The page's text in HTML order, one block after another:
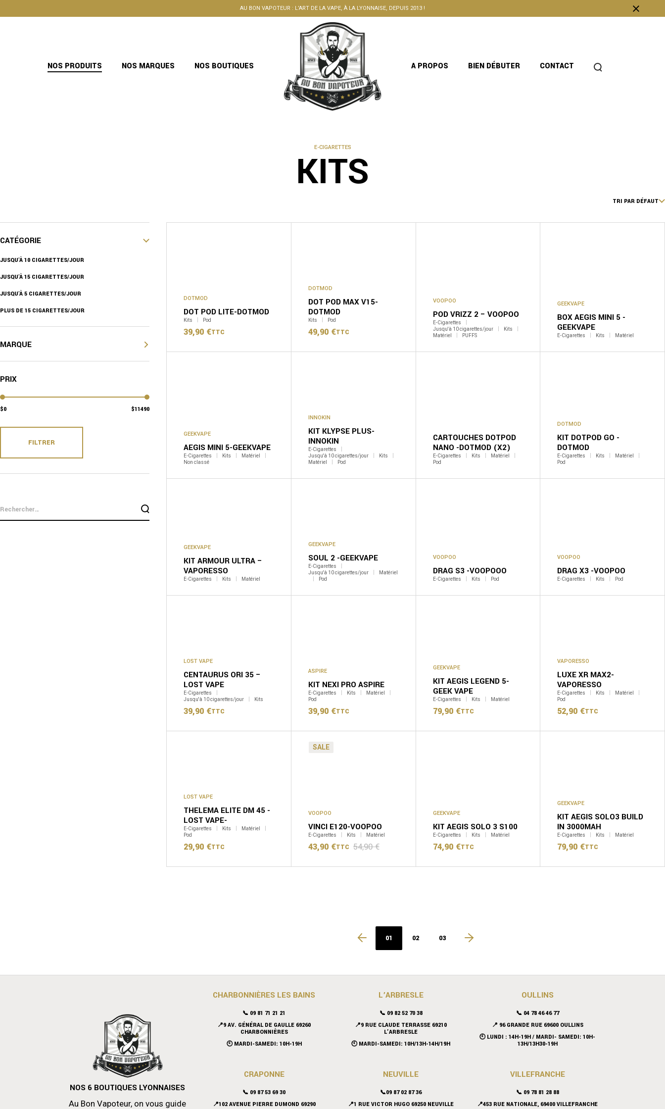
AU BON VAPOTEUR : L’ART DE LA VAPE, À LA LYONNAISE, DEPUIS 2013 !
NOS PRODUITS NOS MARQUES NOS BOUTIQUES A PROPOS BIEN DÉBUTER CONTACT
E-CIGARETTES
KITS
TRI PAR DÉFAUT
CATÉGORIE
JUSQU'À 10 CIGARETTES/JOUR
JUSQU'À 15 CIGARETTES/JOUR
JUSQU'À 5 CIGARETTES/JOUR
PLUS DE 15 CIGARETTES/JOUR
MARQUE
PRIX
0 11490
FILTRER
DOTMOD
DOT POD LITE-DOTMOD
Kits Pod
39,90 €TTC
DOTMOD
DOT POD MAX V15-
DOTMOD
Kits Pod
49,90 €TTC
VOOPOO
POD VRIZZ 2 – VOOPOO
E-Cigarettes
Jusqu'à 10 cigarettes/jour
Kits
Matériel
PUFFS
GEEKVAPE
BOX AEGIS MINI 5 -
GEEKVAPE
E-Cigarettes Kits Matériel
GEEKVAPE
AEGIS MINI 5-GEEKVAPE
E-Cigarettes Kits
Matériel
Non classé
INNOKIN
KIT KLYPSE PLUS-
INNOKIN
E-Cigarettes
Jusqu'à 10 cigarettes/jour
Kits
Matériel
Pod
CARTOUCHES DOTPOD
NANO -DOTMOD (X2)
E-Cigarettes Kits
Matériel
Pod
DOTMOD
KIT DOTPOD GO -
DOTMOD
E-Cigarettes Kits
Matériel
Pod
GEEKVAPE
KIT ARMOUR ULTRA –
VAPORESSO
E-Cigarettes Kits Matériel
GEEKVAPE
SOUL 2 -GEEKVAPE
E-Cigarettes
Jusqu'à 10 cigarettes/jour
Matériel
Pod
VOOPOO
DRAG S3 -VOOPOOO
E-Cigarettes Kits Pod
VOOPOO
DRAG X3 -VOOPOO
E-Cigarettes Kits Pod
LOST VAPE
CENTAURUS ORI 35 –
LOST VAPE
E-Cigarettes
Jusqu'à 10 cigarettes/jour
Kits
39,90 €TTC
ASPIRE
KIT NEXI PRO ASPIRE
E-Cigarettes Kits
Matériel
Pod
39,90 €TTC
GEEKVAPE
KIT AEGIS LEGEND 5-
GEEK VAPE
E-Cigarettes Kits Matériel
79,90 €TTC
VAPORESSO
LUXE XR MAX2-
VAPORESSO
E-Cigarettes Kits
Matériel
Pod
52,90 €TTC
LOST VAPE
THELEMA ELITE DM 45 -
LOST VAPE-
E-Cigarettes Kits
Matériel
Pod
29,90 €TTC
SALE
VOOPOO
VINCI E120-VOOPOO
E-Cigarettes Kits Matériel
54,90€
Le
initial
43,90 €
Le
actuel
TTC
GEEKVAPE
KIT AEGIS SOLO 3 S100
E-Cigarettes Kits Matériel
74,90 €TTC
GEEKVAPE
KIT AEGIS SOLO3 BUILD
IN 3000MAH
E-Cigarettes Kits Matériel
79,90 €TTC
01 02 03
NOS 6 BOUTIQUES LYONNAISES
Au Bon Vapoteur, on vous guide
CHARBONNIÈRES LES BAINS
📞 09 81 71 21 21
📍9 AV. GÉNÉRAL DE GAULLE 69260
CHARBONNIÈRES
🕙 MARDI-SAMEDI: 10H-19H
CRAPONNE
📞 09 87 53 69 30
📍102 AVENUE PIERRE DUMOND 69290
L’ARBRESLE
📞 09 82 52 70 38
📍9 RUE CLAUDE TERRASSE 69210
L’ARBRESLE
🕙 MARDI-SAMEDI: 10H/13H-14H/19H
NEUVILLE
📞09 87 02 87 36
📍1 RUE VICTOR HUGO 69250 NEUVILLE
OULLINS
📞 04 78 46 46 77
📍 96 GRANDE RUE 69600 OULLINS
🕙 LUNDI : 14H-19H / MARDI- SAMEDI: 10H-
13H/13H30-19H
VILLEFRANCHE
📞 09 78 81 28 88
📍453 RUE NATIONALE, 69400 VILLEFRANCHE